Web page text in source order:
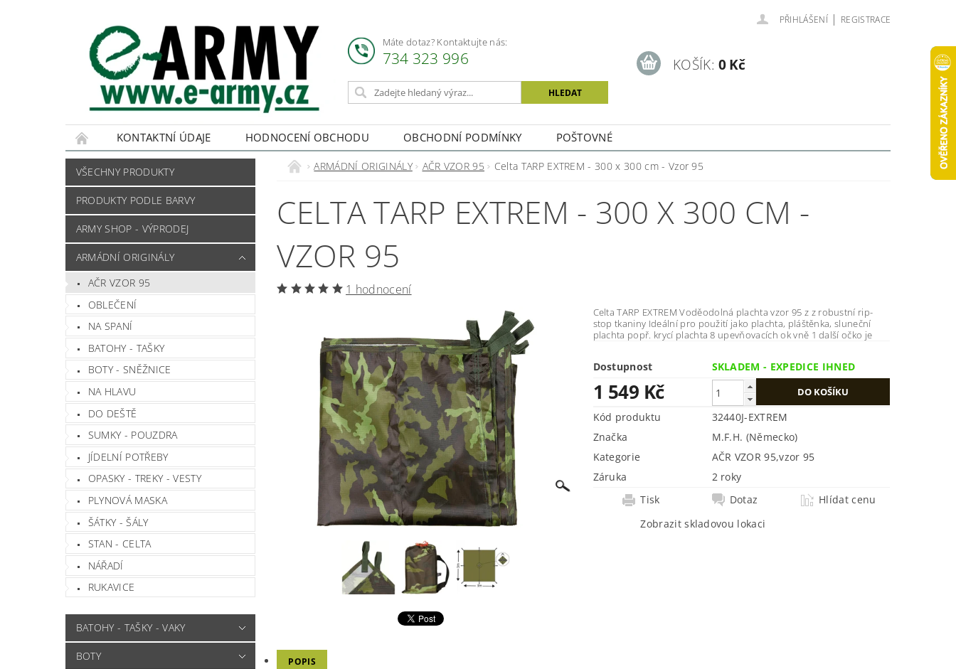
Máte dotaz? Kontaktujte nás:
734 323 996
PŘIHLÁŠENÍ | REGISTRACE
KOŠÍK: 0 Kč
KONTAKTNÍ ÚDAJE HODNOCENÍ OBCHODU OBCHODNÍ PODMÍNKY POŠTOVNÉ
VŠECHNY PRODUKTY
PRODUKTY PODLE BARVY
ARMY SHOP - VÝPRODEJ
ARMÁDNÍ ORIGINÁLY
AČR VZOR 95
OBLEČENÍ
NA SPANÍ
BATOHY - TAŠKY
BOTY - SNĚŽNICE
NA HLAVU
DO DEŠTĚ
SUMKY - POUZDRA
JÍDELNÍ POTŘEBY
OPASKY - TREKY - VESTY
PLYNOVÁ MASKA
ŠÁTKY - ŠÁLY
STAN - CELTA
NÁŘADÍ
RUKAVICE
BATOHY - TAŠKY - VAKY
BOTY
ARMÁDNÍ ORIGINÁLY AČR VZOR 95 Celta TARP EXTREM - 300 x 300 cm - Vzor 95
CELTA TARP EXTREM - 300 X 300 CM -
VZOR 95
1 hodnocení
Celta TARP EXTREM Voděodolná plachta vzor 95 z z robustní rip-
stop tkaniny Ideální pro použití jako plachta, pláštěnka, sluneční
plachta popř. krycí plachta 8 upevňovacích ok vně 1 další očko je
Dostupnost SKLADEM - EXPEDICE IHNED
1 549 Kč
Kód produktu
32440J-EXTREM
Značka
M.F.H. (Německo)
Kategorie
AČR VZOR 95,vzor 95
Záruka
2 roky
Tisk
Dotaz
Hlídat cenu
Zobrazit skladovou lokaci
POPIS